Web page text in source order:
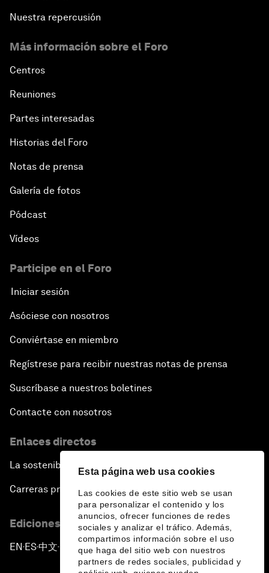
Esta página web usa cookies
Las cookies de este sitio web se usan
para personalizar el contenido y los
anuncios, ofrecer funciones de redes
sociales y analizar el tráfico. Además,
compartimos información sobre el uso
que haga del sitio web con nuestros
partners de redes sociales, publicidad y
Nuestra repercusión
Más información sobre el Foro
Centros
Reuniones
Partes interesadas
Historias del Foro
Notas de prensa
Galería de fotos
Pódcast
Vídeos
Participe en el Foro
Iniciar sesión
Asóciese con nosotros
Conviértase en miembro
Regístrese para recibir nuestras notas de prensa
Suscríbase a nuestros boletines
Contacte con nosotros
Enlaces directos
La sostenibilidad en el Foro
Carreras profesionales
Ediciones en otros idiomas
EN ▪ES▪中文▪ 日本語